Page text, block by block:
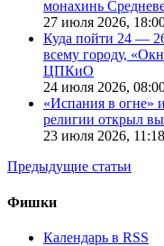
монахинь
27 июля 2026,
Куда пойти 24 —
всему городу,
ЦПКиО
24 июля 2026,
«Испания в огне»
религии открыл
23 июля 2026, 11:18
Предыдущие статьи
Фишки
Календарь в RSS